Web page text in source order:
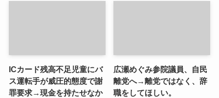
ICカード残高不足児童にバ
ス運転手が威圧的態度で謝
罪要求→現金を持たせなか
広瀬めぐみ参院議員、自民
離党へ→離党ではなく、辞
職をしてほしい。